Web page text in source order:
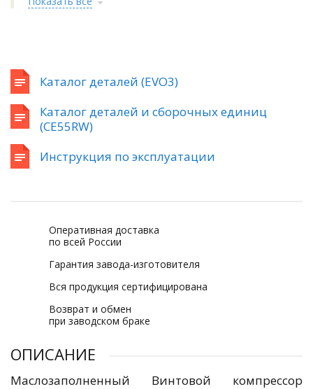
Каталог деталей (EVO3)
Каталог деталей и сборочных единиц
(CE55RW)
Инструкция по эксплуатации
Оперативная доставка
по всей России
Гарантия завода-изготовителя
Вся продукция сертифицирована
Возврат и обмен
при заводском браке
ОПИСАНИЕ
Маслозаполненный Винтовой компрессор